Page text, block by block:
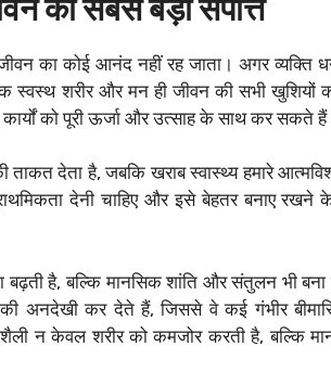
की सबसे बड़ी संपत्ति
का कोई आनंद नहीं रह जाता। अगर व्यक्ति
स्वस्थ शरीर और मन ही जीवन की सभी
को पूरी ऊर्जा और उत्साह के साथ कर सकते
देता है, जबकि खराब स्वास्थ्य हमारे
देनी चाहिए और इसे बेहतर बनाए रखने
बढ़ती है, बल्कि मानसिक शांति और संतुलन भी
अनदेखी कर देते हैं, जिससे वे कई गंभीर
न केवल शरीर को कमजोर करती है, बल्कि